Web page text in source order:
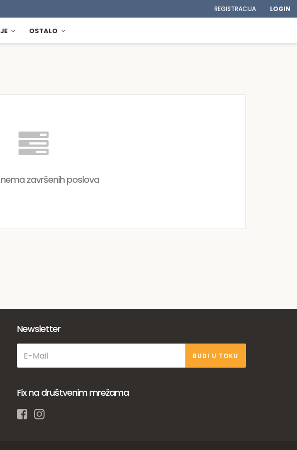
REGISTRACIJA LOGIN
OSTALO
završenih poslova
Newsletter
BUDI U TOKU
Fix na društvenim mrežama